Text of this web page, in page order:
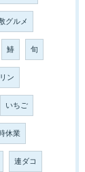
グルメ
鰆 旬
ン
いちご
休業
連ダコ